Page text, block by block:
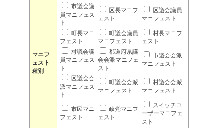
マニフ
ェスト
種別
市議会議
員マニフェス
ト
区長マニフ
ェスト
区議会議員
マニフェスト
町長マニ
フェスト
町議会議員
マニフェスト
村長マニフ
ェスト
村議会議
員マニフェス
ト
都道府県議
会会派マニフェ
スト
市議会会派
マニフェスト
区議会会
派マニフェス
ト
町議会会派
マニフェスト
村議会会派
マニフェスト
市民マニ
フェスト
政党マニフ
ェスト
スイッチユ
ーザーマニフェ
スト